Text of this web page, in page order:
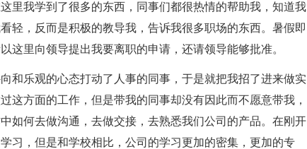
里我学到了很多的东西，同事们都很热情的帮助我，知道我
轻，反而是积极的教导我，告诉我很多职场的东西。暑假即
这里向领导提出我要离职的申请，还请领导能够批准。
和乐观的心态打动了人事的同事，于是就把我招了进来做实
这方面的工作，但是带我的同事却没有因此而不愿意带我，
如何去做沟通，去做交接，去熟悉我们公司的产品。在刚开
习，但是和学校相比，公司的学习更加的密集，更加的专